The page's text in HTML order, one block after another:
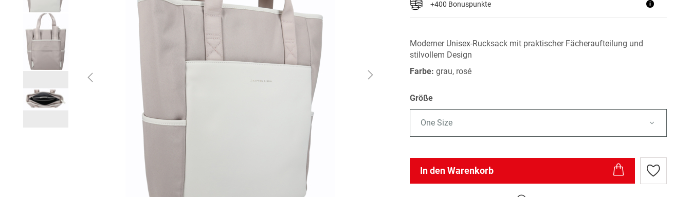
+400 Bonuspunkte i
Moderner Unisex-Rucksack mit praktischer Fächeraufteilung und
stilvollem Design
Farbe:grau, rosé
Größe
One Size
In den Warenkorb
Zur
Wunschliste